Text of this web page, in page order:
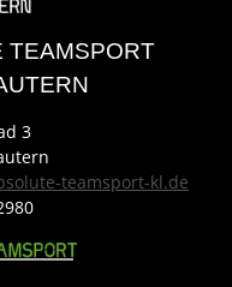
TEAMSPORT
3
teamsport-kl.de